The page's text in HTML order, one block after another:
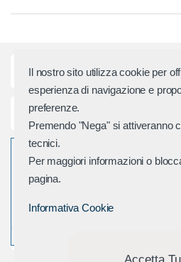
M
Categorie principali
Assistenza e Contatti
Il nostro sito utilizza cookie per
esperienza di navigazione e
preferenze.
Premendo "Nega" si attiveranno
tecnici.
Per maggiori informazioni o
pagina.
Informativa Cookie
Accetta